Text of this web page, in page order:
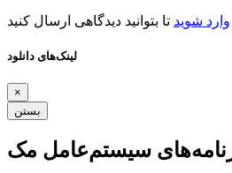
وارد شوید
لینک‌های دانلود
×
بستن
سیستم‌عامل مک